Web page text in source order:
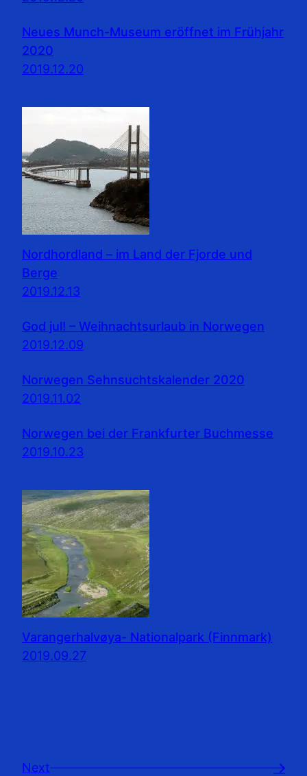
Neues Munch-Museum eröffnet im Frühjahr
2020
2019.12.20
Nordhordland – im Land der Fjorde und
Berge
2019.12.13
God jul! – Weihnachtsurlaub in Norwegen
2019.12.09
Norwegen Sehnsuchtskalender 2020
2019.11.02
Norwegen bei der Frankfurter Buchmesse
2019.10.23
Varangerhalvøya- Nationalpark (Finnmark)
2019.09.27
Next →